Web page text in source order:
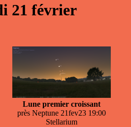
21 février
Lune premier croissant
près Neptune 21fev23 19:00
Stellarium